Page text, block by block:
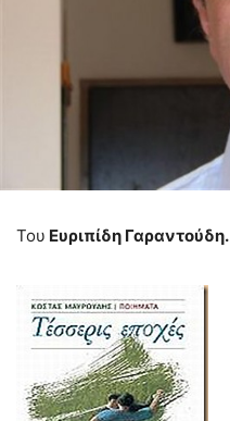
Του Ευριπίδη Γαραντούδη.